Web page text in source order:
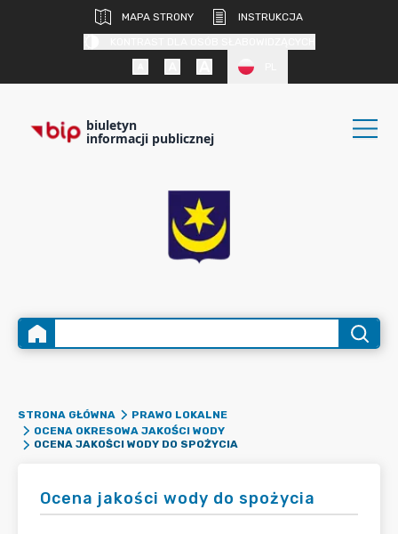
MAPA STRONY
INSTRUKCJA
biuletyn
informacji publicznej
STRONA GŁÓWNA
PRAWO LOKALNE
OCENA OKRESOWA JAKOŚCI WODY
OCENA JAKOŚCI WODY DO SPOŻYCIA
Ocena jakości wody do spożycia